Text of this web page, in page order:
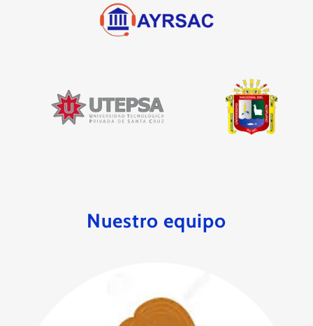
Nuestro equipo